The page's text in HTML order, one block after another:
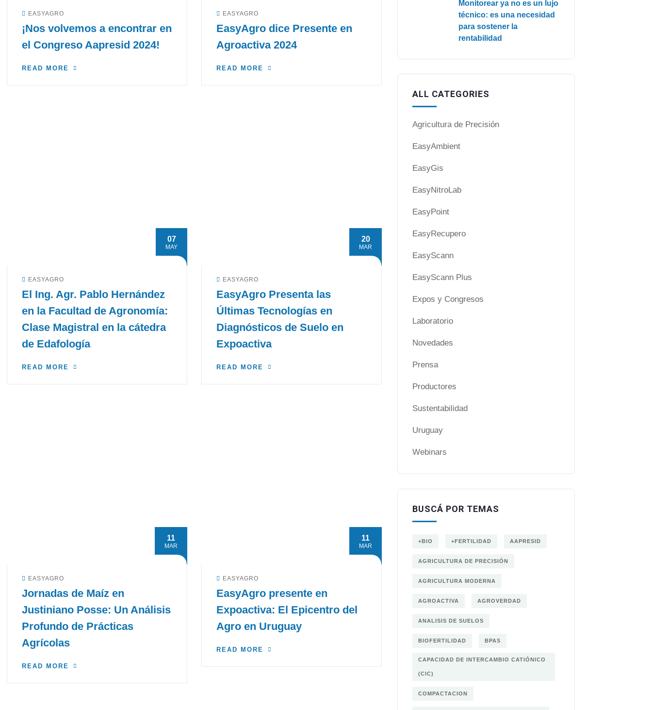
EASYAGRO
¡Nos volvemos a encontrar en
el Congreso Aapresid 2024!
READ MORE
EASYAGRO
EasyAgro dice Presente en
Agroactiva 2024
READ MORE
07
MAY
EASYAGRO
El Ing. Agr. Pablo Hernández
en la Facultad de Agronomía:
Clase Magistral en la cátedra
de Edafología
READ MORE
20
MAR
EASYAGRO
EasyAgro Presenta las
Últimas Tecnologías en
Diagnósticos de Suelo en
Expoactiva
READ MORE
11
MAR
EASYAGRO
Jornadas de Maíz en
Justiniano Posse: Un Análisis
Profundo de Prácticas
Agrícolas
READ MORE
11
MAR
EASYAGRO
EasyAgro presente en
Expoactiva: El Epicentro del
Agro en Uruguay
READ MORE
Monitorear ya no es un lujo
técnico: es una necesidad
para sostener la
rentabilidad
ALL CATEGORIES
Agricultura de Precisión
EasyAmbient
EasyGis
EasyNitroLab
EasyPoint
EasyRecupero
EasyScann
EasyScann Plus
Expos y Congresos
Laboratorio
Novedades
Prensa
Productores
Sustentabilidad
Uruguay
Webinars
BUSCÁ POR TEMAS
+BIO +FERTILIDAD AAPRESID
AGRICULTURA DE PRECISIÓN
AGRICULTURA MODERNA
AGROACTIVA AGROVERDAD
ANALISIS DE SUELOS
BIOFERTILIDAD BPAS
CAPACIDAD DE INTERCAMBIO CATIÓNICO
(CIC)
COMPACTACION